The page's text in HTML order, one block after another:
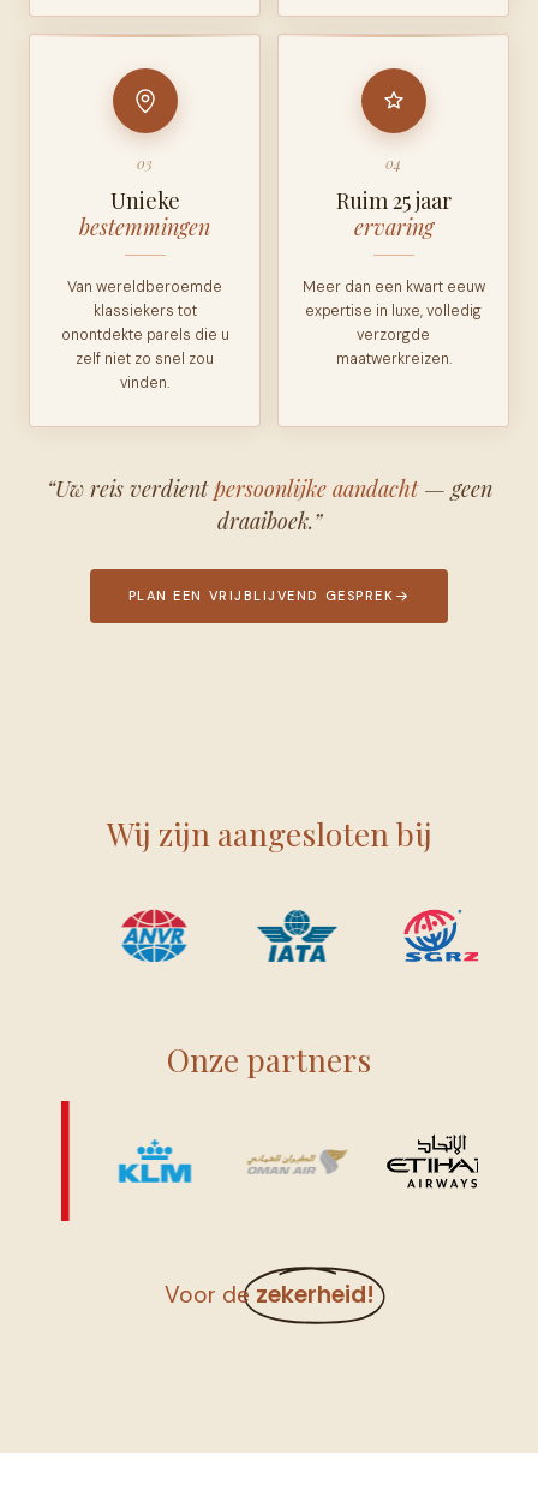
03
Unieke
bestemmingen
Van wereldberoemde
klassiekers tot
onontdekte parels die u
zelf niet zo snel zou
vinden.
04
Ruim 25 jaar
ervaring
Meer dan een kwart eeuw
expertise in luxe, volledig
verzorgde
maatwerkreizen.
“Uw reis verdientpersoonlijke aandacht— geen
draaiboek.”
PLAN EEN VRIJBLIJVEND GESPREK
Wij zijn aangesloten bij
Onze partners
Voor de zekerheid!